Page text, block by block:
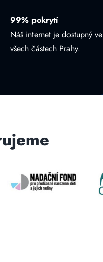
99% pokrytí
Náš internet je dostupný ve
všech částech Prahy.